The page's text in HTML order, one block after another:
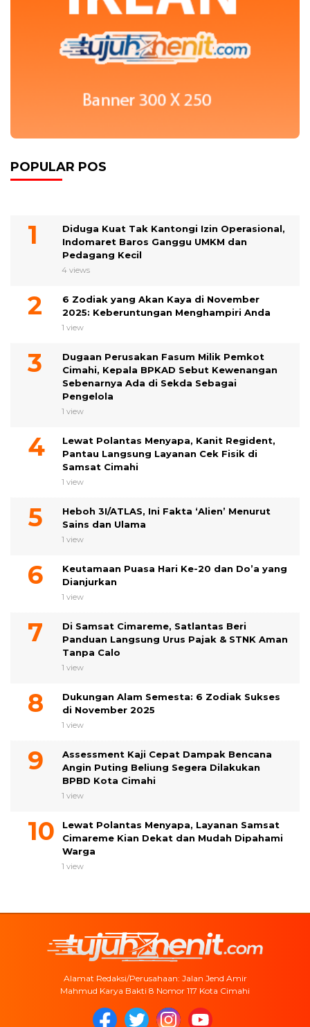
POPULAR POS
Diduga Kuat Tak Kantongi Izin Operasional,
Indomaret Baros Ganggu UMKM dan
Pedagang Kecil
4 views
6 Zodiak yang Akan Kaya di November
2025: Keberuntungan Menghampiri Anda
1 view
Dugaan Perusakan Fasum Milik Pemkot
Cimahi, Kepala BPKAD Sebut Kewenangan
Sebenarnya Ada di Sekda Sebagai
Pengelola
1 view
Lewat Polantas Menyapa, Kanit Regident,
Pantau Langsung Layanan Cek Fisik di
Samsat Cimahi
1 view
Heboh 3I/ATLAS, Ini Fakta ‘Alien’ Menurut
Sains dan Ulama
1 view
Keutamaan Puasa Hari Ke-20 dan Do’a yang
Dianjurkan
1 view
Di Samsat Cimareme, Satlantas Beri
Panduan Langsung Urus Pajak & STNK Aman
Tanpa Calo
1 view
Dukungan Alam Semesta: 6 Zodiak Sukses
di November 2025
1 view
Assessment Kaji Cepat Dampak Bencana
Angin Puting Beliung Segera Dilakukan
BPBD Kota Cimahi
1 view
Lewat Polantas Menyapa, Layanan Samsat
Cimareme Kian Dekat dan Mudah Dipahami
Warga
1 view
Alamat Redaksi/Perusahaan: Jalan Jend Amir
Mahmud Karya Bakti 8 Nomor 117 Kota Cimahi